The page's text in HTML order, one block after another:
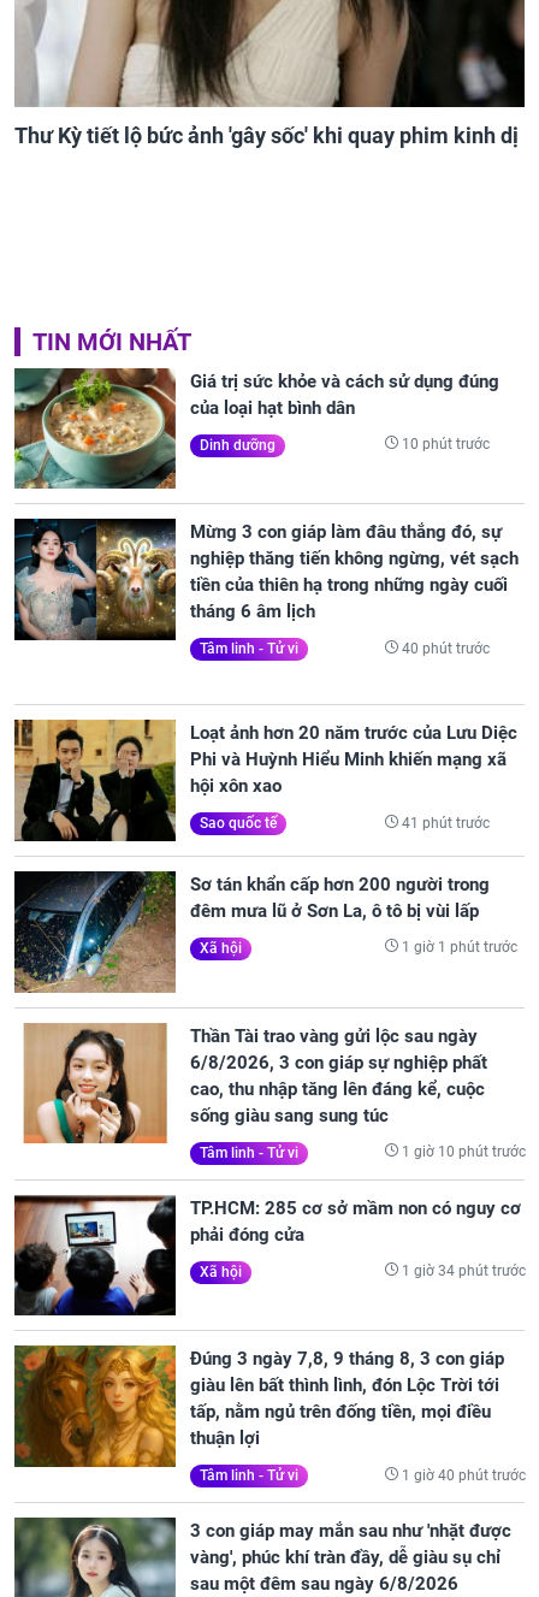
Thư Kỳ tiết lộ bức ảnh 'gây sốc' khi quay phim kinh dị
TIN MỚI NHẤT
Giá trị sức khỏe và cách sử dụng đúng
của loại hạt bình dân
Dinh dưỡng 10 phút trước
Mừng 3 con giáp làm đâu thắng đó, sự
nghiệp thăng tiến không ngừng, vét sạch
tiền của thiên hạ trong những ngày cuối
tháng 6 âm lịch
Tâm linh - Tử vi 40 phút trước
Loạt ảnh hơn 20 năm trước của Lưu Diệc
Phi và Huỳnh Hiểu Minh khiến mạng xã
hội xôn xao
Sao quốc tế 41 phút trước
Sơ tán khẩn cấp hơn 200 người trong
đêm mưa lũ ở Sơn La, ô tô bị vùi lấp
Xã hội 1 giờ 1 phút trước
Thần Tài trao vàng gửi lộc sau ngày
6/8/2026, 3 con giáp sự nghiệp phất
cao, thu nhập tăng lên đáng kể, cuộc
sống giàu sang sung túc
Tâm linh - Tử vi 1 giờ 10 phút trước
TP.HCM: 285 cơ sở mầm non có nguy cơ
phải đóng cửa
Xã hội 1 giờ 34 phút trước
Đúng 3 ngày 7,8, 9 tháng 8, 3 con giáp
giàu lên bất thình lình, đón Lộc Trời tới
tấp, nằm ngủ trên đống tiền, mọi điều
thuận lợi
Tâm linh - Tử vi 1 giờ 40 phút trước
3 con giáp may mắn sau như 'nhặt được
vàng', phúc khí tràn đầy, dễ giàu sụ chỉ
sau một đêm sau ngày 6/8/2026